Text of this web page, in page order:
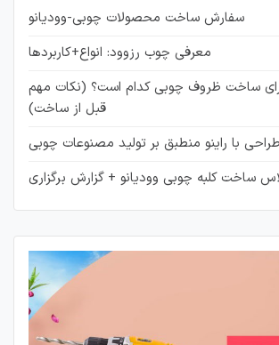
سفارش ساخت محصولات چوبی-وودیانو
معرفی چوب رزوود: انواع+کاربردها
ساخت ظروف چوبی کدام است؟ (نکات مهم
قبل از ساخت)
با راینو منطبق بر تولید مصنوعات چوبی
ساخت کلبه چوبی وودیانو + گزارش برگزاری